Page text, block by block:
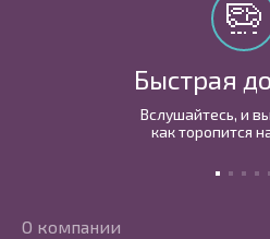
Быстрая
Вслушайтесь, и
как торопится
О компании